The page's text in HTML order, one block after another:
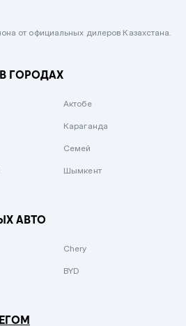
металлик
от официальных дилеров Казахстана.
ГОРОДАХ
Актобе
Караганда
Семей
Шымкент
АВТО
Chery
BYD